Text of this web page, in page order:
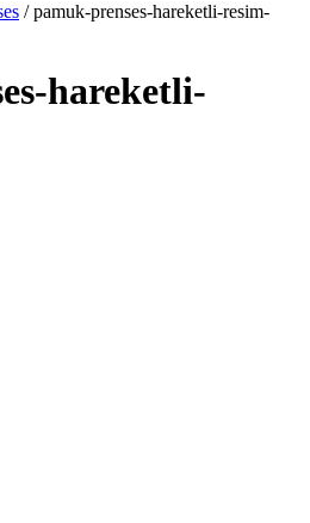
/ pamuk-prenses-hareketli-resim-
hareketli-